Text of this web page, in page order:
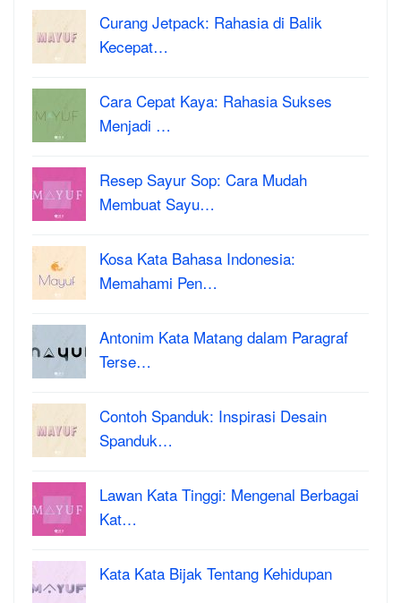
Curang Jetpack: Rahasia di Balik
Kecepat…
Cara Cepat Kaya: Rahasia Sukses
Menjadi …
Resep Sayur Sop: Cara Mudah
Membuat Sayu…
Kosa Kata Bahasa Indonesia:
Memahami Pen…
Antonim Kata Matang dalam Paragraf
Terse…
Contoh Spanduk: Inspirasi Desain
Spanduk…
Lawan Kata Tinggi: Mengenal Berbagai
Kat…
Kata Kata Bijak Tentang Kehidupan